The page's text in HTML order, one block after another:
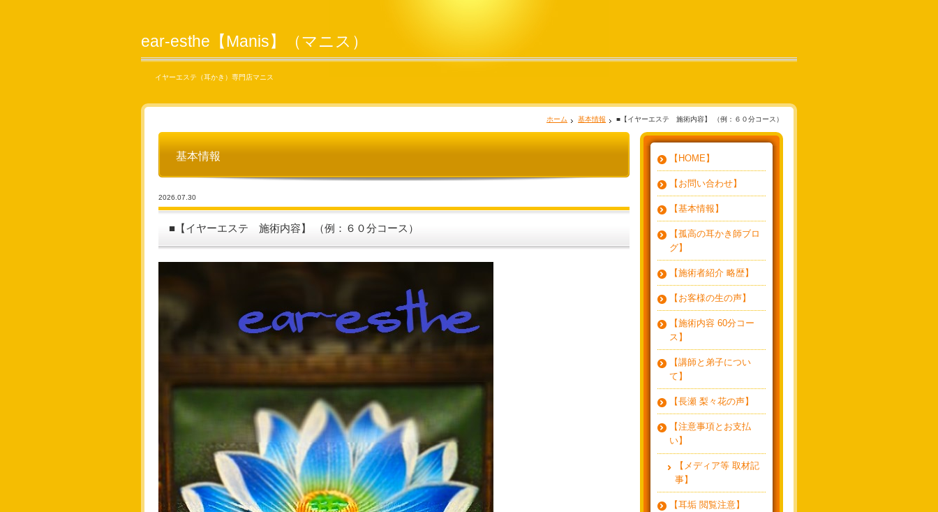
ear-esthe【Manis】（マニス）
イヤーエステ（耳かき）専門店マニス
ホーム 基本情報 ■【イヤーエステ 施術内容】 （例：６０分コース）
基本情報
2026.07.30
■【イヤーエステ 施術内容】 （例：６０分コース）
【HOME】
【お問い合わせ】
【基本情報】
【孤高の耳かき師ブロ
グ】
【施術者紹介 略歴】
【お客様の生の声】
【施術内容 60分コー
ス】
【講師と弟子につい
て】
【長瀬 梨々花の声】
【注意事項とお支払
い】
【メディア等 取材記
事】
【耳垢 閲覧注意】